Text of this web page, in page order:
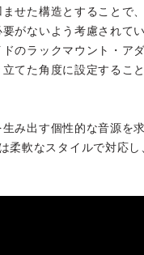
せた構造とすることで
がないよう考慮されて
のラックマウント・ア
てた角度に設定するこ
み出す個性的な音源を
柔軟なスタイルで対応し